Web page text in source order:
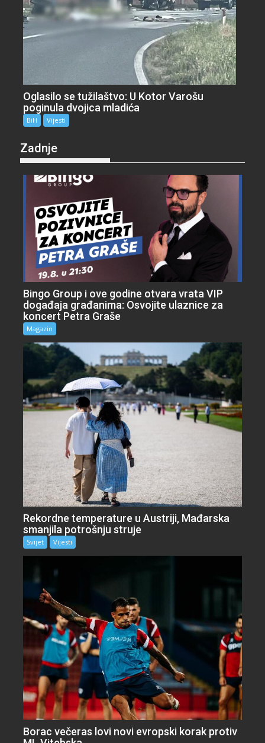
Oglasilo se tužilaštvo: U Kotor Varošu
poginula dvojica mladića
BiH Vijesti
Zadnje
Bingo Group i ove godine otvara vrata VIP
događaja građanima: Osvojite ulaznice za
koncert Petra Graše
Magazin
Rekordne temperature u Austriji, Mađarska
smanjila potrošnju struje
Svijet Vijesti
Borac večeras lovi novi evropski korak protiv